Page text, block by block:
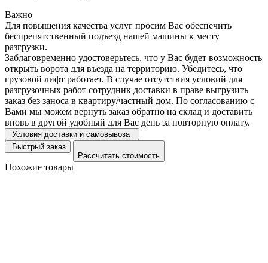
Важно
Для повышения качества услуг просим Вас обеспечить
беспрепятственный подъезд нашей машины к месту
разгрузки.
Заблаговременно удостоверьтесь, что у Вас будет возможность
открыть ворота для въезда на территорию. Убедитесь, что
грузовой лифт работает. В случае отсутствия условий для
разгрузочных работ сотрудник доставки в праве выгрузить
заказ без заноса в квартиру/частный дом. По согласованию с
Вами мы можем вернуть заказ обратно на склад и доставить
вновь в другой удобный для Вас день за повторную оплату.
Условия доставки и самовывоза
Быстрый заказ
Рассчитать стоимость
Похожие товары